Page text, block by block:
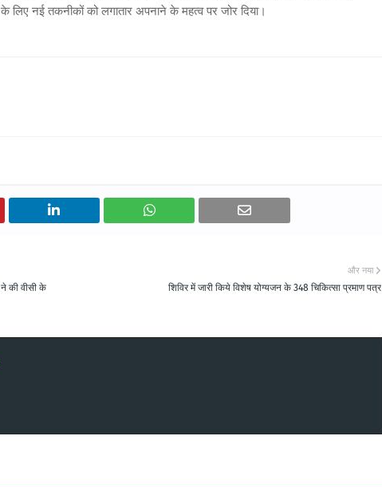
के लिए नई तकनीकों को लगातार अपनाने के महत्व पर जोर दिया।
और नया
शिविर में जारी किये विशेष योग्यजन के 348 चिकित्सा प्रमाण पत्र
की वीसी के